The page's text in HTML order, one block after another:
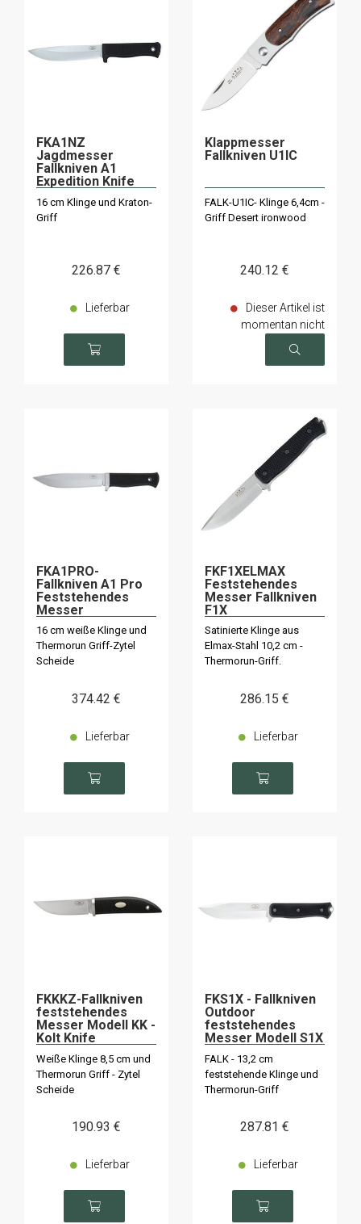
FKA1NZ
Jagdmesser
Fallkniven A1
Expedition Knife
16 cm Klinge und Kraton-
Griff
226.87 €
Lieferbar
Klappmesser
Fallkniven U1IC
FALK-U1IC- Klinge 6,4cm -
Griff Desert ironwood
240.12 €
Dieser Artikel ist
momentan nicht
verfügbar
FKA1PRO-
Fallkniven A1 Pro
Feststehendes
Messer
16 cm weiße Klinge und
Thermorun Griff-Zytel
Scheide
374.42 €
Lieferbar
FKF1XELMAX
Feststehendes
Messer Fallkniven
F1X
Satinierte Klinge aus
Elmax-Stahl 10,2 cm -
Thermorun-Griff.
286.15 €
Lieferbar
FKKKZ-Fallkniven
feststehendes
Messer Modell KK -
Kolt Knife
Weiße Klinge 8,5 cm und
Thermorun Griff - Zytel
Scheide
190.93 €
Lieferbar
FKS1X - Fallkniven
Outdoor
feststehendes
Messer Modell S1X
FALK - 13,2 cm
feststehende Klinge und
Thermorun-Griff
287.81 €
Lieferbar